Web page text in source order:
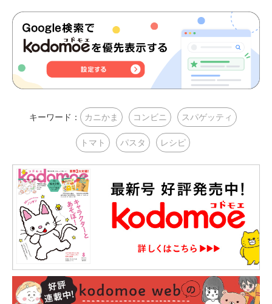
キーワード： カニかま コンビニ スパゲッティ
トマト パスタ レシピ